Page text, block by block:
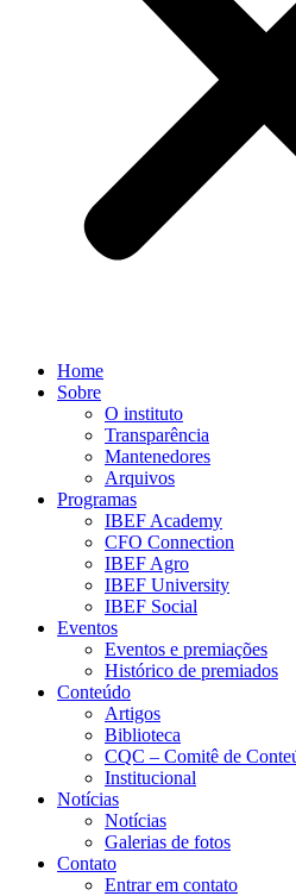
Home
Sobre
O instituto
Transparência
Mantenedores
Arquivos
Programas
IBEF Academy
CFO Connection
IBEF Agro
IBEF University
IBEF Social
Eventos
Eventos e premiações
Histórico de premiados
Conteúdo
Artigos
Biblioteca
CQC – Comitê de
Institucional
Notícias
Notícias
Galerias de fotos
Contato
Entrar em contato